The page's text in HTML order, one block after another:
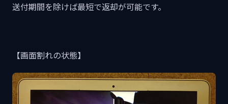
送付期間を除けば最短で返却が可能です。
【画面割れの状態】